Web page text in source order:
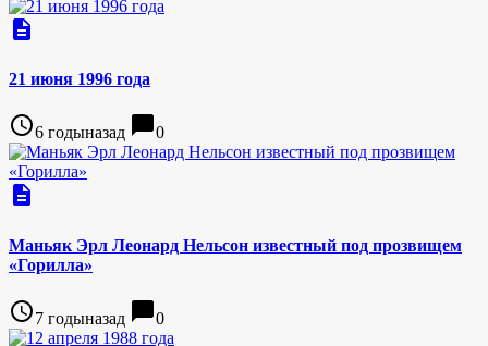
description
21 июня 1996 года
access_time6 годыназад chat_bubble0
description
Маньяк Эрл Леонард Нельсон известный под прозвищем
«Горилла»
access_time7 годыназад chat_bubble0